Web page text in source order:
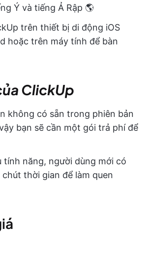
Ý và tiếng Ả Rập 🌎
trên thiết bị di động iOS
hoặc trên máy tính để bàn
ClickUp
không có sẵn trong phiên bản
bạn sẽ cần một gói trả phí để
tính năng, người dùng mới có
thời gian để làm quen